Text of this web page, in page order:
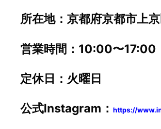
所在地：京都府京都市上
営業時間：10:00〜17:00
定休日：火曜日
公式Instagram： https://